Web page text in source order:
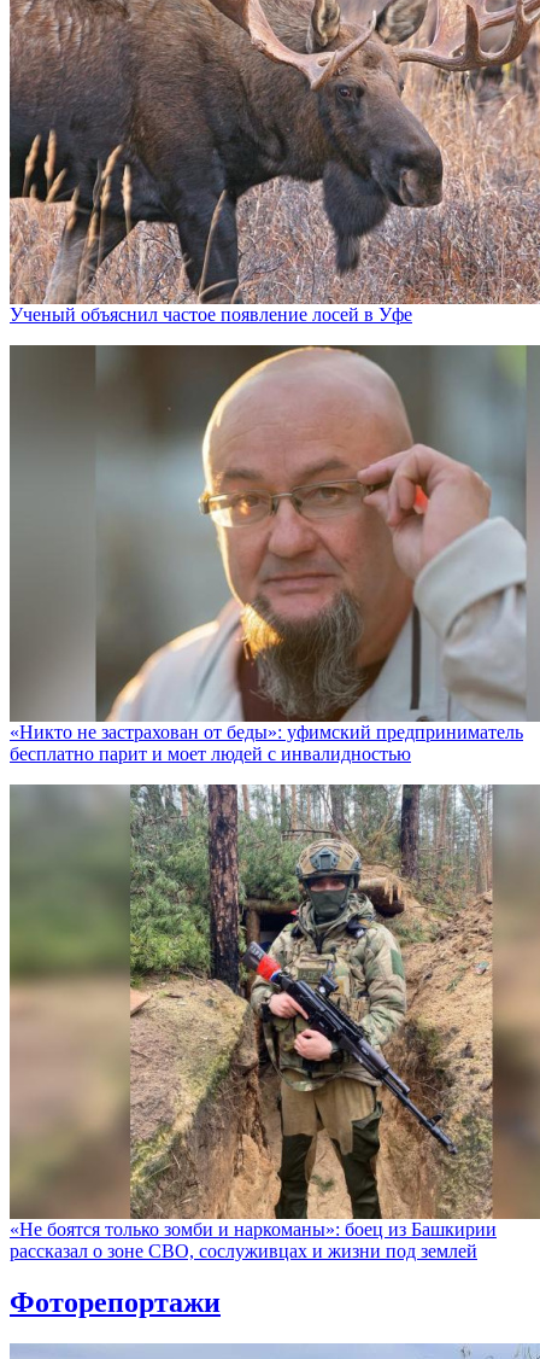
Ученый объяснил частое появление лосей в Уфе
«Никто не заcтрахован от беды»: уфимский предприниматель
бесплатно парит и моет людей с инвалидностью
«Не боятся только зомби и наркоманы»: боец из Башкирии
рассказал о зоне СВО, сослуживцах и жизни под землей
Фоторепортажи